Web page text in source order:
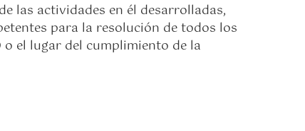
las actividades en él desarrolladas,
para la resolución de todos los
el lugar del cumplimiento de la